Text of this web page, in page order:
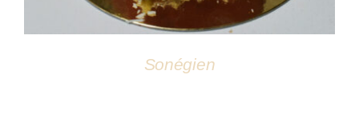
Sonégien